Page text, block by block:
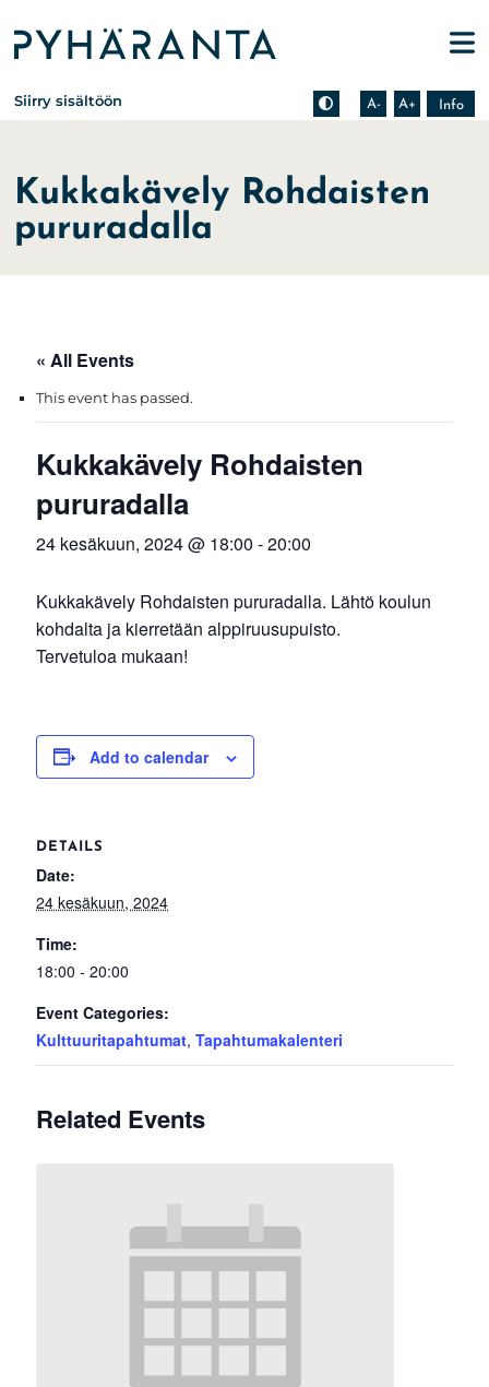
Etusivu
Siirry sisältöön A-
Pienennä tekstin kokoa
A+
Suurenna tekstin kokoa
Info
Tietoa zoomauksesta
Kukkakävely Rohdaisten
pururadalla
« All Events
This event has passed.
Kukkakävely Rohdaisten
pururadalla
24 kesäkuun, 2024 @ 18:00 -20:00
Kukkakävely Rohdaisten pururadalla. Lähtö koulun
kohdalta ja kierretään alppiruusupuisto.
Tervetuloa mukaan!
Add to calendar
DETAILS
Date:
24 kesäkuun, 2024
Time:
18:00 - 20:00
Event Categories:
Kulttuuritapahtumat, Tapahtumakalenteri
Related Events